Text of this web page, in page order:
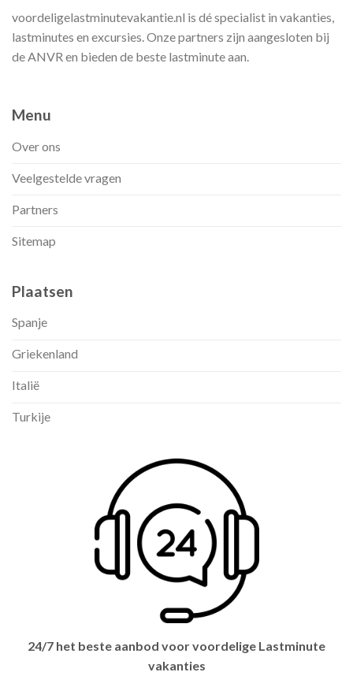
voordeligelastminutevakantie.nl is dé specialist in vakanties,
lastminutes en excursies. Onze partners zijn aangesloten bij
de ANVR en bieden de beste lastminute aan.
Menu
Over ons
Veelgestelde vragen
Partners
Sitemap
Plaatsen
Spanje
Griekenland
Italië
Turkije
24/7 het beste aanbod voor voordelige Lastminute
vakanties